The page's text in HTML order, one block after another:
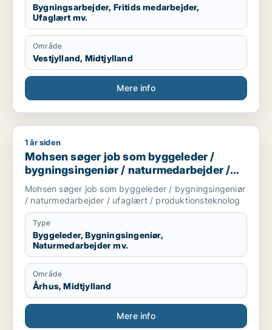
Bygningsarbejder, Fritids medarbejder,
Ufaglært mv.
Område
Vestjylland, Midtjylland
Mere info
Mohsen søger job som byggeleder / bygningsingeniør /
1 år siden
Mohsen søger job som byggeleder /
bygningsingeniør / naturmedarbejder /
ufaglært / produktionsteknolog
Mohsen søger job som byggeleder / bygningsingeniør
/ naturmedarbejder / ufaglært / produktionsteknolog
Type
Byggeleder, Bygningsingeniør,
Naturmedarbejder mv.
Område
Århus, Midtjylland
Mere info